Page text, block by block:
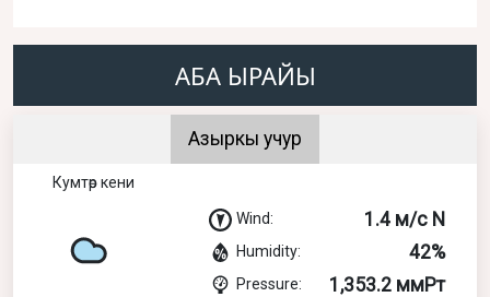
АБА ЫРАЙЫ
Азыркы учур
Кумтөр кени
Wind: 1.4 м/с N
Humidity: 42%
Pressure: 1,353.2 ммРт